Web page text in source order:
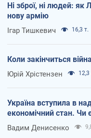
Ні зброї, ні людей: як
нову армію
Ігар Тишкевич 16,3 т.
Коли закінчиться
Юрій Хрістензен 12,3
Україна вступила в
економічний стан. Чи
Вадим Денисенко